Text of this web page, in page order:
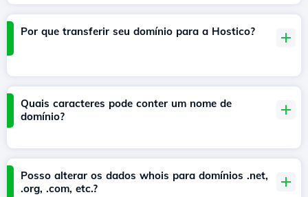
Por que transferir seu domínio para a Hostico?
Quais caracteres pode conter um nome de
domínio?
Posso alterar os dados whois para domínios .net,
.org, .com, etc.?